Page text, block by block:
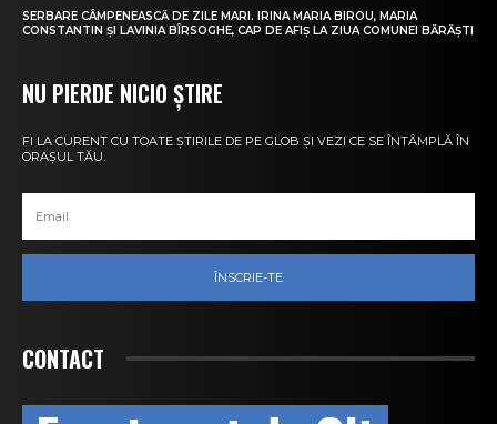
SERBARE CÂMPENEASCĂ DE ZILE MARI. IRINA MARIA BIROU, MARIA
CONSTANTIN ȘI LAVINIA BÎRSOGHE, CAP DE AFIȘ LA ZIUA COMUNEI BĂRĂȘTI
NU PIERDE NICIO ȘTIRE
FI LA CURENT CU TOATE ȘTIRILE DE PE GLOB ȘI VEZI CE SE ÎNTÂMPLĂ ÎN
ORAȘUL TĂU.
ÎNSCRIE-TE
CONTACT